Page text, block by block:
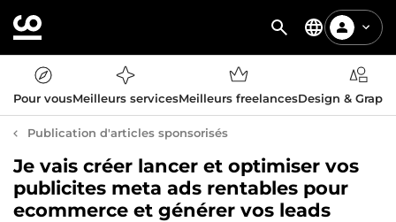
Pour vousMeilleurs servicesMeilleurs freelancesDesign &
Publication d'articles sponsorisés
Je vais créer lancer et optimiser vos
publicites meta ads rentables pour
ecommerce et générer vos leads